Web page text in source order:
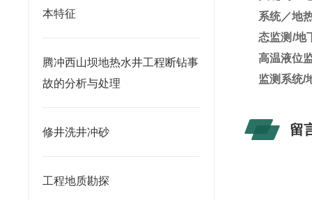
本特征
腾冲西山坝地热水井工程断钻事
故的分析与处理
修井洗井冲砂
工程地质勘探
系统／地
态监测/地
高温液位
监测系统/
留